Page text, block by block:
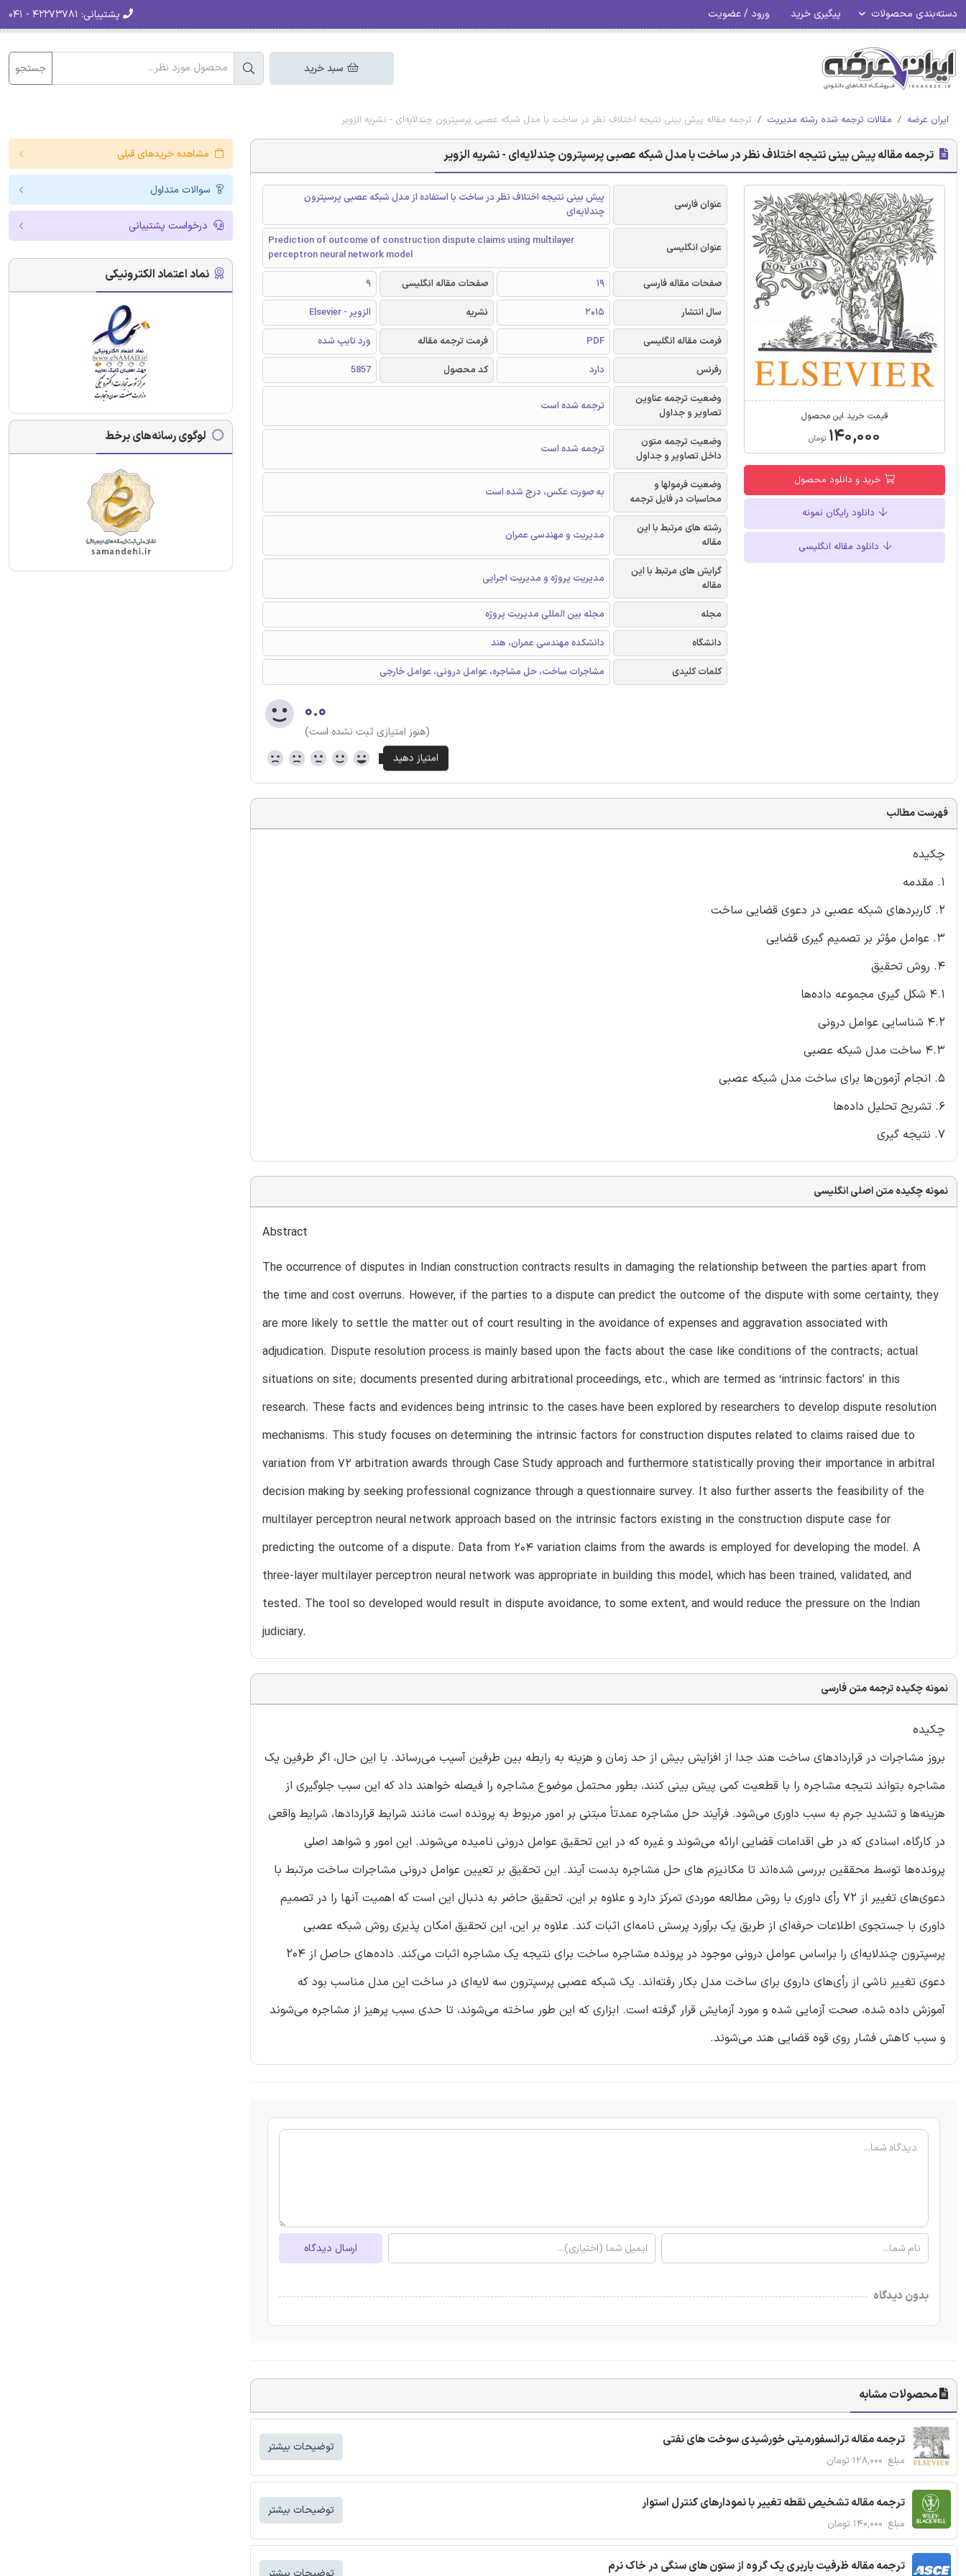
دسته‌بندی محصولات پیگیری خرید ورود / عضویت پشتیبانی:
سبد خرید جستجو
ایران عرضه مقالات ترجمه شده رشته مدیریت ترجمه مقاله پیش بینی نتیجه اختلاف نظر در ساخت با مدل شبکه عصبی پرسپترون چندلایه‌ای - نشریه الزویر
ترجمه مقاله پیش بینی نتیجه اختلاف نظر در ساخت با مدل شبکه عصبی پرسپترون چندلایه‌ای - نشریه الزویر
قیمت خرید این محصول
۱۴۰,۰۰۰ تومان
خرید و دانلود محصول
دانلود رایگان نمونه
دانلود مقاله انگلیسی
عنوان فارسی
پیش بینی نتیجه اختلاف نظر در ساخت با استفاده از مدل شبکه عصبی پرسپترون
چندلایه‌ای
عنوان انگلیسی
Prediction of outcome of construction dispute claims using multilayer
perceptron neural network model
صفحات مقاله فارسی
19 صفحات مقاله انگلیسی
9
سال انتشار
2015 نشریه
الزویر - Elsevier
فرمت مقاله انگلیسی
PDF فرمت ترجمه مقاله
ورد تایپ شده
رفرنس
دارد کد محصول
5857
وضعیت ترجمه عناوین
تصاویر و جداول
ترجمه شده است
وضعیت ترجمه متون
داخل تصاویر و جداول
ترجمه شده است
وضعیت فرمولها و
محاسبات در فایل ترجمه
به صورت عکس، درج شده است
رشته های مرتبط با این
مقاله
مدیریت و مهندسی عمران
گرایش های مرتبط با این
مقاله
مدیریت پروژه و مدیریت اجرایی
مجله
مجله بین المللی مدیریت پروژه
دانشگاه
دانشکده مهندسی عمران، هند
کلمات کلیدی
مشاجرات ساخت، حل مشاجره، عوامل درونی، عوامل خارجی
۰.۰
(هنوز امتیازی ثبت نشده است)
فهرست مطالب
چکیده
1. مقدمه
2. کاربردهای شبکه عصبی در دعوی قضایی ساخت
3. عوامل مؤثر بر تصمیم گیری قضایی
4. روش تحقیق
4.1 شکل گیری مجموعه داده‌ها
4.2 شناسایی عوامل درونی
4.3 ساخت مدل شبکه عصبی
5. انجام آزمون‌ها برای ساخت مدل شبکه عصبی
6. تشریح تحلیل داده‌ها
7. نتیجه گیری
نمونه چکیده متن اصلی انگلیسی
Abstract
The occurrence of disputes in Indian construction contracts results in damaging the relationship between the parties apart from
the time and cost overruns. However, if the parties to a dispute can predict the outcome of the dispute with some certainty, they
are more likely to settle the matter out of court resulting in the avoidance of expenses and aggravation associated with
adjudication. Dispute resolution process is mainly based upon the facts about the case like conditions of the contracts; actual
situations on site; documents presented during arbitrational proceedings, etc., which are termed as ‘intrinsic factors’ in this
research. These facts and evidences being intrinsic to the cases have been explored by researchers to develop dispute resolution
mechanisms. This study focuses on determining the intrinsic factors for construction disputes related to claims raised due to
variation from 72 arbitration awards through Case Study approach and furthermore statistically proving their importance in arbitral
decision making by seeking professional cognizance through a questionnaire survey. It also further asserts the feasibility of the
multilayer perceptron neural network approach based on the intrinsic factors existing in the construction dispute case for
predicting the outcome of a dispute. Data from 204 variation claims from the awards is employed for developing the model. A
three-layer multilayer perceptron neural network was appropriate in building this model, which has been trained, validated, and
tested. The tool so developed would result in dispute avoidance, to some extent, and would reduce the pressure on the Indian
judiciary.
نمونه چکیده ترجمه متن فارسی
چکیده
بروز مشاجرات در قراردادهای ساخت هند جدا از افزایش بیش از حد زمان و هزینه به رابطه بین طرفین آسیب می‌رساند. با این حال، اگر طرفین یک
مشاجره بتواند نتیجه مشاجره را با قطعیت کمی پیش بینی کنند، بطور محتمل موضوع مشاجره را فیصله خواهند داد که این سبب جلوگیری از
هزینه‌ها و تشدید جرم به سبب داوری می‌شود. فرآیند حل مشاجره عمدتاً مبتنی بر امور مربوط به پرونده است مانند شرایط قراردادها، شرایط واقعی
در کارگاه، اسنادی که در طی اقدامات قضایی ارائه می‌شوند و غیره که در این تحقیق عوامل درونی نامیده می‌شوند. این امور و شواهد اصلی
پرونده‌ها توسط محققین بررسی شده‌اند تا مکانیزم های حل مشاجره بدست آیند. این تحقیق بر تعیین عوامل درونی مشاجرات ساخت مرتبط با
دعوی‌های تغییر از 72 رأی داوری با روش مطالعه موردی تمرکز دارد و علاوه بر این، تحقیق حاضر به دنبال این است که اهمیت آنها را در تصمیم
داوری با جستجوی اطلاعات حرفه‌ای از طریق یک برآورد پرسش نامه‌ای اثبات کند. علاوه بر این، این تحقیق امکان پذیری روش شبکه عصبی
پرسپترون چندلایه‌ای را براساس عوامل درونی موجود در پرونده مشاجره ساخت برای نتیجه یک مشاجره اثبات می‌کند. داده‌های حاصل از 204
دعوی تغییر ناشی از رأی‌های داروی برای ساخت مدل بکار رفته‌اند. یک شبکه عصبی پرسپترون سه لایه‌ای در ساخت این مدل مناسب بود که
آموزش داده شده، صحت آزمایی شده و مورد آزمایش قرار گرفته است. ابزاری که این طور ساخته می‌شوند، تا حدی سبب پرهیز از مشاجره می‌شوند
و سبب کاهش فشار روی قوه قضایی هند می‌شوند.
ارسال دیدگاه
بدون دیدگاه
محصولات مشابه
ترجمه مقاله ترانسفورمیتی خورشیدی سوخت های نفتی
مبلغ: ۱۲۸,۰۰۰ تومان
توضیحات بیشتر
ترجمه مقاله تشخیص نقطه تغییر با نمودارهای کنترل استوار
مبلغ: ۱۴۰,۰۰۰ تومان
توضیحات بیشتر
ترجمه مقاله ظرفیت باربری یک گروه از ستون های سنگی در خاک نرم
مشاهده خریدهای قبلی
سوالات متداول
درخواست پشتیبانی
نماد اعتماد الکترونیکی
لوگوی رسانه‌های برخط